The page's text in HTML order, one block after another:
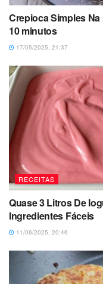
Crepioca Simples
10 minutos
17/05/2025, 21:37
RECEITAS
Quase 3 Litros De
Ingredientes Fáceis
11/06/2025, 20:46